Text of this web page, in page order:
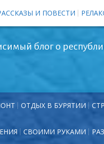
И ПОВЕСТИ
блог о
ОТДЫХ В БУРЯТИИ
СВОИМИ РУКАМИ